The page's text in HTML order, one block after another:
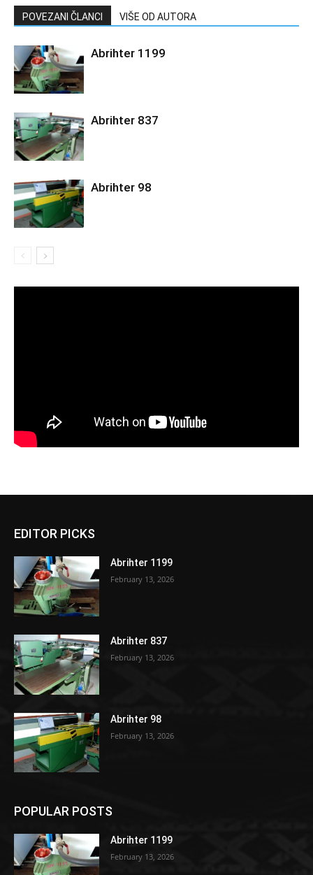
POVEZANI ČLANCI VIŠE OD AUTORA
Abrihter 1199
Abrihter 837
Abrihter 98
EDITOR PICKS
Abrihter 1199
February 13, 2026
Abrihter 837
February 13, 2026
Abrihter 98
February 13, 2026
POPULAR POSTS
Abrihter 1199
February 13, 2026